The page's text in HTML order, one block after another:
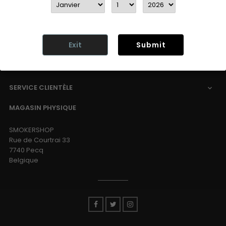
INFORMATION
SERVICE CLIENTÈLE 
MAGASIN PHYSIQUE
SMOKERSHOP
Rue de Courtrai 33
7740 Pecq
Belgique
Facebook
Twitter
Exit Submit